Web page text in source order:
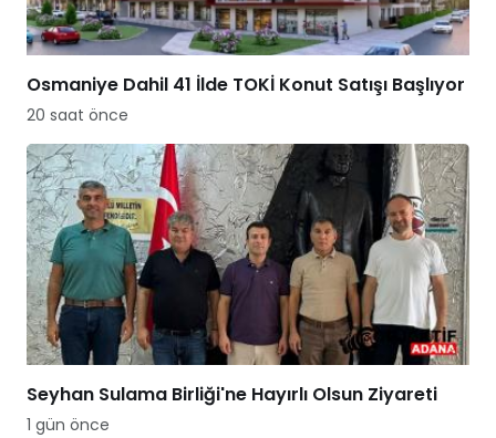
Osmaniye Dahil 41 İlde TOKİ Konut Satışı Başlıyor
20 saat önce
Seyhan Sulama Birliği'ne Hayırlı Olsun Ziyareti
1 gün önce